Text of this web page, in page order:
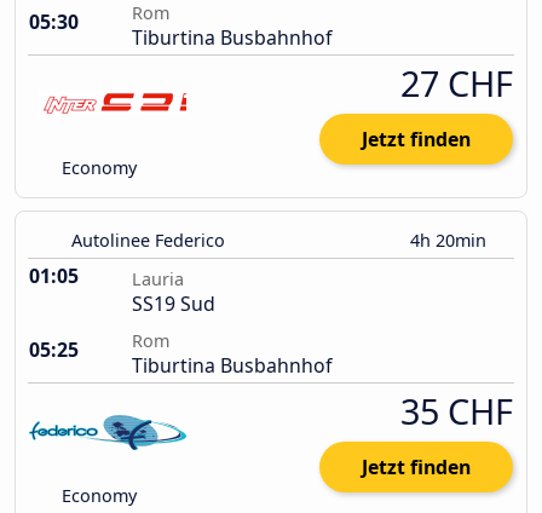
05:30
Rom
Tiburtina Busbahnhof
Economy
27 CHF
Jetzt finden
Autolinee Federico 4h 20min
01:05 Lauria
SS19 Sud
05:25
Rom
Tiburtina Busbahnhof
Economy
35 CHF
Jetzt finden